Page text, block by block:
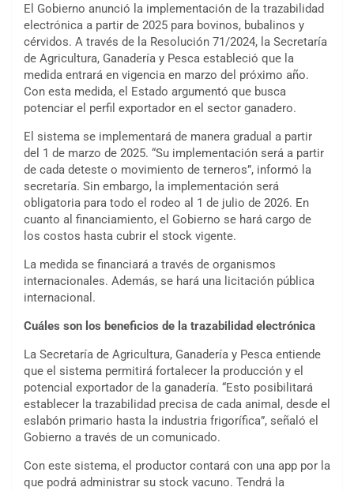
El Gobierno anunció la implementación de la trazabilidad
electrónica a partir de 2025 para bovinos, bubalinos y
cérvidos. A través de la Resolución 71/2024, la Secretaría
de Agricultura, Ganadería y Pesca estableció que la
medida entrará en vigencia en marzo del próximo año.
Con esta medida, el Estado argumentó que busca
potenciar el perfil exportador en el sector ganadero.
El sistema se implementará de manera gradual a partir
del 1 de marzo de 2025. “Su implementación será a partir
de cada deteste o movimiento de terneros”, informó la
secretaría. Sin embargo, la implementación será
obligatoria para todo el rodeo al 1 de julio de 2026. En
cuanto al financiamiento, el Gobierno se hará cargo de
los costos hasta cubrir el stock vigente.
La medida se financiará a través de organismos
internacionales. Además, se hará una licitación pública
internacional.
Cuáles son los beneficios de la trazabilidad electrónica
La Secretaría de Agricultura, Ganadería y Pesca entiende
que el sistema permitirá fortalecer la producción y el
potencial exportador de la ganadería. “Esto posibilitará
establecer la trazabilidad precisa de cada animal, desde el
eslabón primario hasta la industria frigorífica”, señaló el
Gobierno a través de un comunicado.
Con este sistema, el productor contará con una app por la
que podrá administrar su stock vacuno. Tendrá la